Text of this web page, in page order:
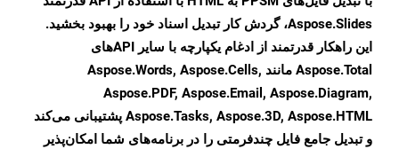
Aspose.Slides، گردش کار تبدیل اسناد خود را بهبود بخشید.
این راهکار قدرتمند از ادغام یکپارچه با سایر APIهای
Aspose.Total مانند Aspose.Words, Aspose.Cells,
Aspose.PDF, Aspose.Email, Aspose.Diagram,
Aspose.Tasks, Aspose.3D, Aspose.HTML پشتیبانی می‌کند
و تبدیل جامع فایل چندفرمتی را در برنامه‌های شما امکان‌پذیر